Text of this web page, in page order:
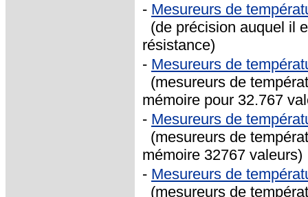
- Mesureurs de
(de précision auquel il
résistance)
- Mesureurs de
(mesureurs de
mémoire pour 32.767
- Mesureurs de
(mesureurs de
mémoire 32767 valeurs)
- Mesureurs de
(mesureurs de